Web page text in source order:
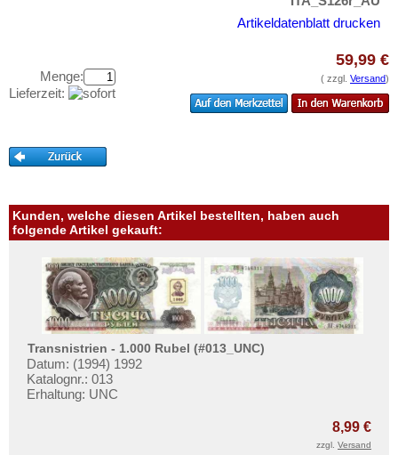
Liechtenstein
Malta
Memelgebiet
Moldawien
Montenegro
Niederlande
Nordirland
Norwegen
Österreich
Polen
Aufbewahrung
Ihre Bewertungen
Informationen
Preislisten
Ankauf
Erhaltungsgrade
Gratisbanknoten
FAQ
Mehr über...
Artikeldatenblatt drucken
Menge:
Lieferzeit:
59,99 €
( zzgl. Versand)
Kunden, welche diesen Artikel bestellten, haben auch
folgende Artikel gekauft:
Transnistrien - 1.000 Rubel (#013_UNC)
Datum: (1994) 1992
Katalognr.: 013
Erhaltung: UNC
8,99 €
zzgl. Versand